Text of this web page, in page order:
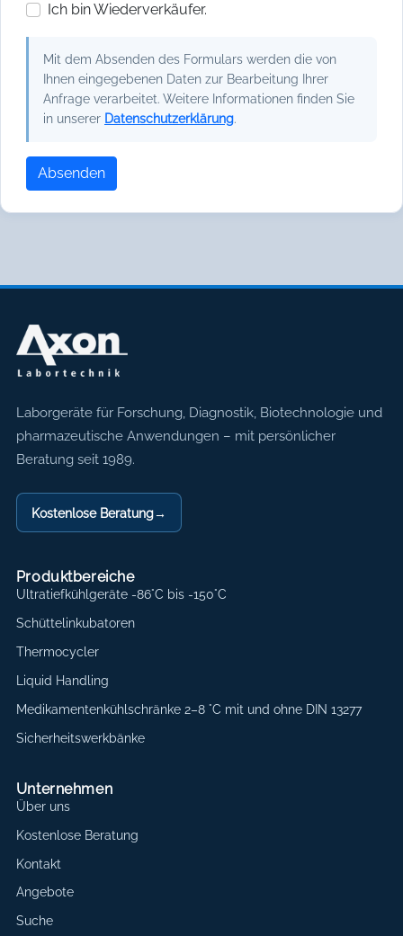
Ich bin Wiederverkäufer.
Mit dem Absenden des Formulars werden die von
Ihnen eingegebenen Daten zur Bearbeitung Ihrer
Anfrage verarbeitet. Weitere Informationen finden Sie
in unserer Datenschutzerklärung.
Absenden
Axon Labortechnik
Laborgeräte für Forschung, Diagnostik, Biotechnologie und
pharmazeutische Anwendungen – mit persönlicher
Beratung seit 1989.
Kostenlose Beratung→
Produktbereiche
Ultratiefkühlgeräte -86°C bis -150°C
Schüttelinkubatoren
Thermocycler
Liquid Handling
Medikamentenkühlschränke 2–8 °C mit und ohne DIN 13277
Sicherheitswerkbänke
Unternehmen
Über uns
Kostenlose Beratung
Kontakt
Angebote
Suche